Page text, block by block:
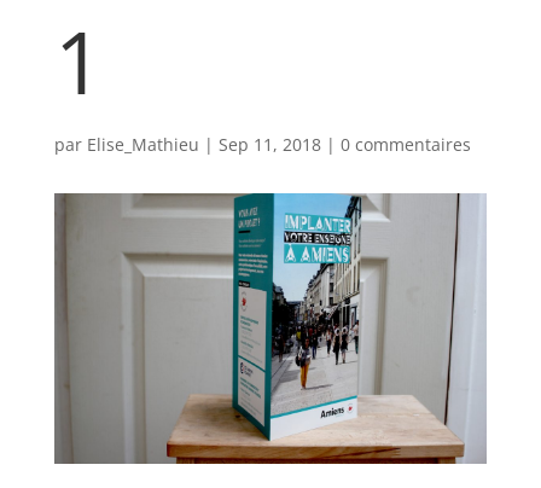
1
par Elise_Mathieu | Sep 11, 2018| 0 commentaires